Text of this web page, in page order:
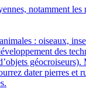
notamment les
: oiseaux,
des
géocroiseurs).
dater pierres et